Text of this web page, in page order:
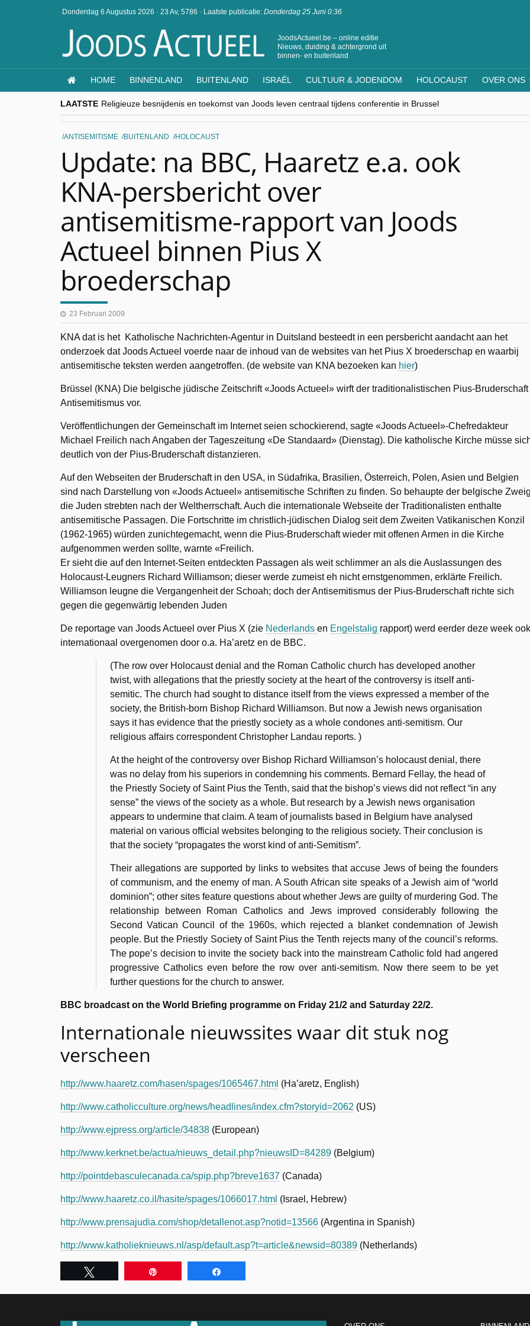
Donderdag 6 Augustus 2026 · 23 Av, 5786 · Laatste publicatie: Donderdag 25 Juni 0:36
JoodsActueel.be – online editie
Nieuws, duiding & achtergrond uit
binnen- en buitenland
HOME BINNENLAND BUITENLAND ISRAËL CULTUUR & JODENDOM HOLOCAUST OVER ONS
LAATSTE Religieuze besnijdenis en toekomst van Joods leven centraal tijdens conferentie in Brussel
“Besnijdenisdebat toont hoe moeilijk seculiere Westen minderheden begrijpt”, Jinnih Beels (Vooruit)
CITYTRIP | ROEMENIË – Boekarest: de verrassing van Oost-Europa
“Vandaag zit elke Jood in België op de beklaagdenbank”
ANTISEMITISME BUITENLAND HOLOCAUST
Update: na BBC, Haaretz e.a. ook
KNA-persbericht over
antisemitisme-rapport van Joods
Actueel binnen Pius X
broederschap
23 Februari 2009
KNA dat is het Katholische Nachrichten-Agentur in Duitsland besteedt in een persbericht aandacht aan het
onderzoek dat Joods Actueel voerde naar de inhoud van de websites van het Pius X broederschap en waarbij
antisemitische teksten werden aangetroffen. (de website van KNA bezoeken kan hier)
Brüssel (KNA) Die belgische jüdische Zeitschrift «Joods Actueel» wirft der traditionalistischen Pius-Bruderschaft
Antisemitismus vor.
Veröffentlichungen der Gemeinschaft im Internet seien schockierend, sagte «Joods Actueel»-Chefredakteur
Michael Freilich nach Angaben der Tageszeitung «De Standaard» (Dienstag). Die katholische Kirche müsse
deutlich von der Pius-Bruderschaft distanzieren.
Auf den Webseiten der Bruderschaft in den USA, in Südafrika, Brasilien, Österreich, Polen, Asien und Belgien
sind nach Darstellung von «Joods Actueel» antisemitische Schriften zu finden. So behaupte der belgische
die Juden strebten nach der Weltherrschaft. Auch die internationale Webseite der Traditionalisten enthalte
antisemitische Passagen. Die Fortschritte im christlich-jüdischen Dialog seit dem Zweiten Vatikanischen Konzil
(1962-1965) würden zunichtegemacht, wenn die Pius-Bruderschaft wieder mit offenen Armen in die Kirche
aufgenommen werden sollte, warnte «Freilich.
Er sieht die auf den Internet-Seiten entdeckten Passagen als weit schlimmer an als die Auslassungen des
Holocaust-Leugners Richard Williamson; dieser werde zumeist eh nicht ernstgenommen, erklärte Freilich.
Williamson leugne die Vergangenheit der Schoah; doch der Antisemitismus der Pius-Bruderschaft richte sich
gegen die gegenwärtig lebenden Juden
De reportage van Joods Actueel over Pius X (zie Nederlands en Engelstalig rapport) werd eerder deze week
internationaal overgenomen door o.a. Ha’aretz en de BBC.
(The row over Holocaust denial and the Roman Catholic church has developed another
twist, with allegations that the priestly society at the heart of the controversy is itself anti-
semitic. The church had sought to distance itself from the views expressed a member of the
society, the British-born Bishop Richard Williamson. But now a Jewish news organisation
says it has evidence that the priestly society as a whole condones anti-semitism. Our
religious affairs correspondent Christopher Landau reports. )
At the height of the controversy over Bishop Richard Williamson’s holocaust denial, there
was no delay from his superiors in condemning his comments. Bernard Fellay, the head of
the Priestly Society of Saint Pius the Tenth, said that the bishop’s views did not reflect “in any
sense” the views of the society as a whole. But research by a Jewish news organisation
appears to undermine that claim. A team of journalists based in Belgium have analysed
material on various official websites belonging to the religious society. Their conclusion is
that the society “propagates the worst kind of anti-Semitism”.
Their allegations are supported by links to websites that accuse Jews of being the founders
of communism, and the enemy of man. A South African site speaks of a Jewish aim of “world
dominion”; other sites feature questions about whether Jews are guilty of murdering God. The
relationship between Roman Catholics and Jews improved considerably following the
Second Vatican Council of the 1960s, which rejected a blanket condemnation of Jewish
people. But the Priestly Society of Saint Pius the Tenth rejects many of the council’s reforms.
The pope’s decision to invite the society back into the mainstream Catholic fold had angered
progressive Catholics even before the row over anti-semitism. Now there seem to be yet
further questions for the church to answer.
BBC broadcast on the World Briefing programme on Friday 21/2 and Saturday 22/2.
Internationale nieuwssites waar dit stuk nog
verscheen
http://www.haaretz.com/hasen/spages/1065467.html (Ha’aretz, English)
http://www.catholicculture.org/news/headlines/index.cfm?storyid=2062 (US)
http://www.ejpress.org/article/34838 (European)
http://www.kerknet.be/actua/nieuws_detail.php?nieuwsID=84289 (Belgium)
http://pointdebasculecanada.ca/spip.php?breve1637 (Canada)
http://www.haaretz.co.il/hasite/spages/1066017.html (Israel, Hebrew)
http://www.prensajudia.com/shop/detallenot.asp?notid=13566 (Argentina in Spanish)
http://www.katholieknieuws.nl/asp/default.asp?t=article&newsid=80389 (Netherlands)